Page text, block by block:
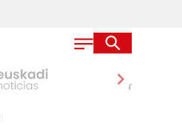
chevron_right